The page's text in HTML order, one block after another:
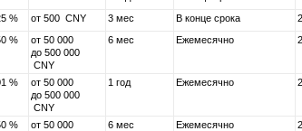
% от 500 CNY 3 мес В конце срока
%
от 50 000
до 500 000
CNY
6 мес Ежемесячно
%
от 50 000
до 500 000
CNY
1 год Ежемесячно
%
от 50 000
6 мес Ежемесячно